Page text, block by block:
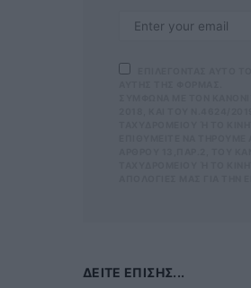
ΕΠΙΛΕΓΟΝΤΑΣ ΑΥΤΟ
2018, ΚΑΙ ΤΟΥ Ν.4624/
ΤΑΧΥΔΡΟΜΕΊΟΥ Ή ΤΟ
ΙΘΥΜΕΊΤΕ ΝΑ ΤΗΡΟΎΜΕ
ΥΔΡΟΜΕΊΟΥ Ή ΤΟ
ΔΕΊΤΕ ΕΠΊΣΗΣ...